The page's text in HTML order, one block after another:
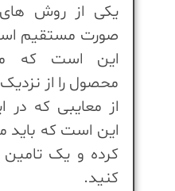
یکی از روش
صورت مستقیم
این است که
محصول را از
از معایبی که در
این است که باید
کرده و یک
کنید.